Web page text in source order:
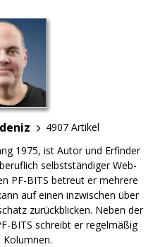
4907 Artikel
1975, ist Autor und Erfinder
selbstständiger Web-
PF-BITS betreut er mehrere
auf einen inzwischen über
zurückblicken. Neben der
BITS schreibt er regelmäßig
Kolumnen.